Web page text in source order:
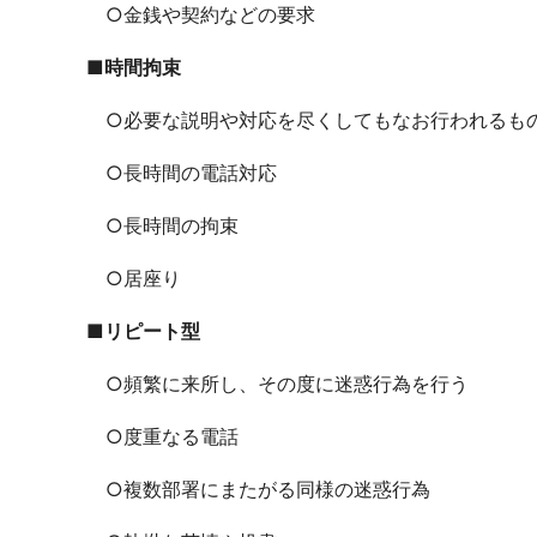
○金銭や契約などの要求
■時間拘束
○必要な説明や対応を尽くしてもなお行われるも
○長時間の電話対応
○長時間の拘束
○居座り
■リピート型
○頻繁に来所し、その度に迷惑行為を行う
○度重なる電話
○複数部署にまたがる同様の迷惑行為